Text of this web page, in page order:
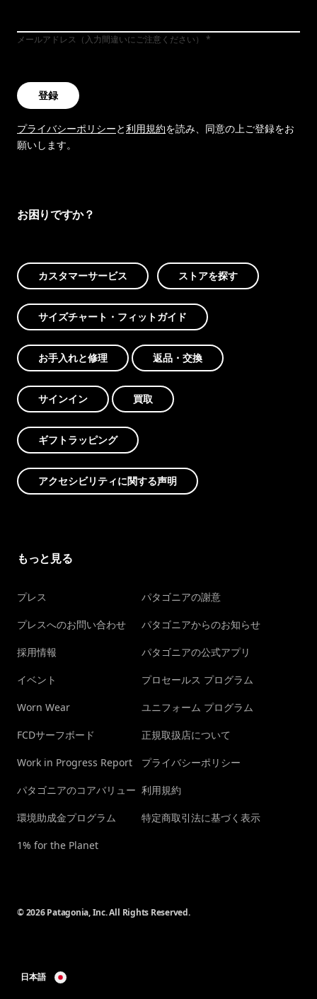
メールアドレス（入力間違いにご注意ください）
登録
プライバシーポリシーと利用規約を読み、同意の上ご登録をお
願いします。
お困りですか？
カスタマーサービス ストアを探す
サイズチャート・フィットガイド
お手入れと修理 返品・交換
サインイン 買取
ギフトラッピング
アクセシビリティに関する声明
もっと見る
プレス
プレスへのお問い合わせ
採用情報
イベント
Worn Wear
FCDサーフボード
Work in Progress Report
パタゴニアのコアバリュー
環境助成金プログラム
1% for the Planet
パタゴニアの謝意
パタゴニアからのお知らせ
パタゴニアの公式アプリ
プロセールス プログラム
ユニフォーム プログラム
正規取扱店について
プライバシーポリシー
利用規約
特定商取引法に基づく表示
© 2026 Patagonia, Inc. All Rights Reserved.
日本語